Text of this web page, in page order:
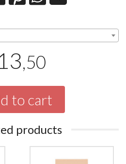
,50
to cart
products